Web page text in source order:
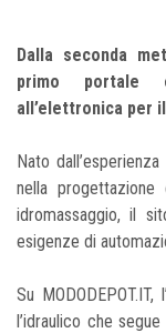
Dalla seconda
primo portale
all’elettronica per
Nato dall’esperienza
nella
idromassaggio, il
esigenze di
Su
l’idraulico che